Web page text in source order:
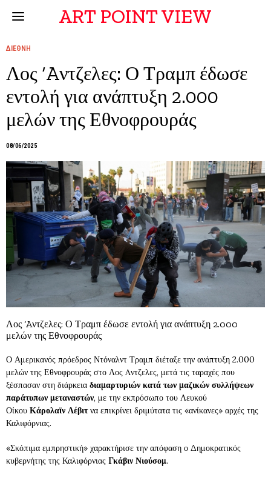
ART POINT VIEW
ΔΙΕΘΝΗ
Λος ‘Aντζελες: Ο Τραμπ έδωσε
εντολή για ανάπτυξη 2.000
μελών της Εθνοφρουράς
08/06/2025
Λος ‘Aντζελες: Ο Τραμπ έδωσε εντολή για ανάπτυξη 2.000
μελών της Εθνοφρουράς
Ο Αμερικανός πρόεδρος Ντόναλντ Τραμπ διέταξε την ανάπτυξη 2.000
μελών της Εθνοφρουράς στο Λος Aντζελες, μετά τις ταραχές που
ξέσπασαν στη διάρκεια διαμαρτυριών κατά των μαζικών συλλήψεων
παράτυπων μεταναστών, με την εκπρόσωπο του Λευκού
Οίκου Κάρολαϊν Λέβιτνα επικρίνει δριμύτατα τις «ανίκανες» αρχές της
Καλιφόρνιας.
«Σκόπιμα εμπρηστική» χαρακτήρισε την απόφαση ο Δημοκρατικός
κυβερνήτης της Καλιφόρνιας Γκάβιν Νιούσομ.